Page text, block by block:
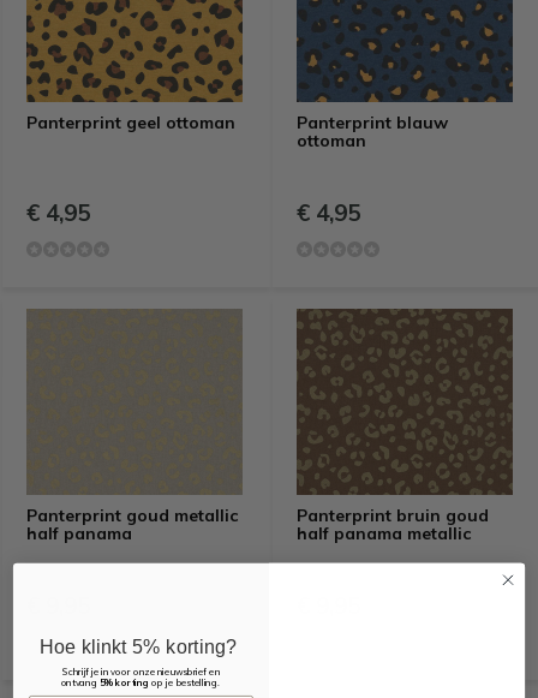
Panterprint geel ottoman
€ 4,95
Panterprint blauw
ottoman
€ 4,95
Panterprint goud metallic
half panama
Panterprint bruin goud
half panama metallic
Hoe klinkt 5% korting?
Schrijf je in voor onze nieuwsbrief en
ontvang 5% kortingop je bestelling.